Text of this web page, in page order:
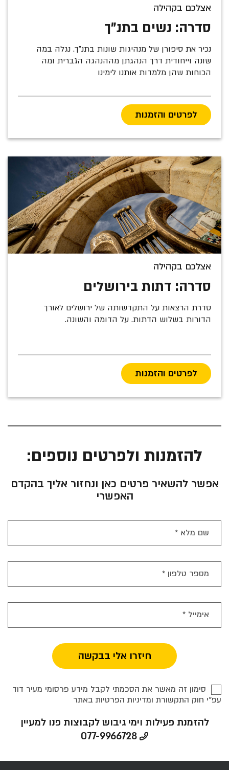
אצלכם בקהילה
סדרה: נשים בתנ"ך
נכיר את סיפורן של מנהיגות שונות בתנ"ך. נגלה במה
שונה וייחודית דרך הנהגתן מההנהגה הגברית ומה
הכוחות שהן מלמדות אותנו לימינו
לפרטים והזמנות
אצלכם בקהילה
סדרה: דתות בירושלים
סדרת הרצאות על התקדשותה של ירושלים לאורך
הדורות בשלוש הדתות. על הדומה והשונה.
לפרטים והזמנות
להזמנות ולפרטים נוספים:
אפשר להשאיר פרטים כאן ונחזור אליך בהקדם
האפשרי
שם מלא *
מספר טלפון *
אימייל *
סימון זה מאשר את הסכמתי לקבל מידע פרסומי מעיר דוד
עפ"י חוק התקשורת ומדיניות הפרטיות באתר
להזמנת פעילות וימי גיבוש לקבוצות פנו למעיין
077-9966728